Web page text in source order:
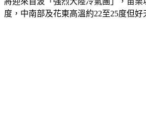
度，中南部及花東高溫約22至25度但好